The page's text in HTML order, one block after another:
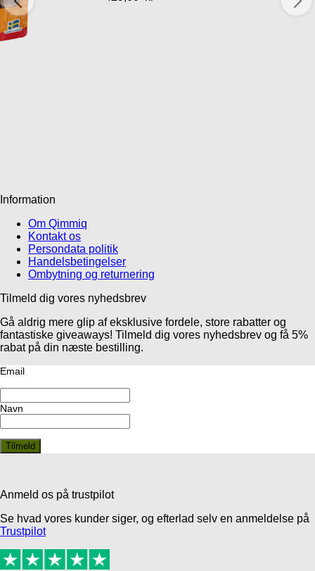
Information
Om Qimmiq
Kontakt os
Persondata politik
Handelsbetingelser
Ombytning og returnering
Tilmeld dig vores nyhedsbrev
Gå aldrig mere glip af eksklusive fordele, store rabatter og
fantastiske giveaways! Tilmeld dig vores nyhedsbrev og få 5%
rabat på din næste bestilling.
Email
Navn
Anmeld os på trustpilot
Se hvad vores kunder siger, og efterlad selv en anmeldelse på
Trustpilot